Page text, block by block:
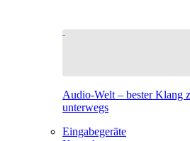
Audio-Welt – bester Klang
unterwegs
Eingabegeräte